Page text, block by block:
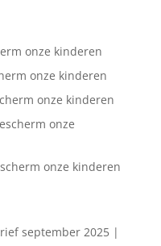
onze kinderen
onze kinderen
onze kinderen
onze
onze kinderen
september 2025 |